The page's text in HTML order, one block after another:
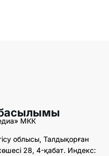
басылымы
МКК
облысы, Талдықорған
28, 4-қабат. Индекс: